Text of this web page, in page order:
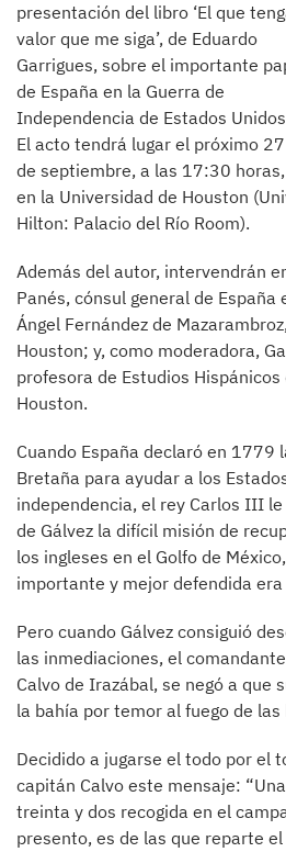
presentación del libro ‘El que
valor que me siga’, de Eduardo
Garrigues, sobre el importante
de España en la Guerra de
Independencia de Estados
El acto tendrá lugar el próximo 27
de septiembre, a las 17:30 horas,
en la Universidad de Houston
Hilton: Palacio del Río Room).
Además del autor, intervendrán
Panés, cónsul general de España
Ángel Fernández de
Houston; y, como moderadora,
profesora de Estudios
Houston.
Cuando España declaró en 1779
Bretaña para ayudar a los
independencia, el rey Carlos III
de Gálvez la difícil misión de
los ingleses en el Golfo de
importante y mejor defendida era
Pero cuando Gálvez consiguió
las inmediaciones, el
Calvo de Irazábal, se negó a que
la bahía por temor al fuego de
Decidido a jugarse el todo por el
capitán Calvo este mensaje:
treinta y dos recogida en el
presento, es de las que reparte